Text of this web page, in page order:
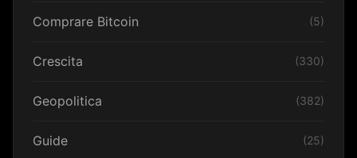
Comprare Bitcoin (5)
Crescita (330)
Geopolitica (382)
Guide (25)